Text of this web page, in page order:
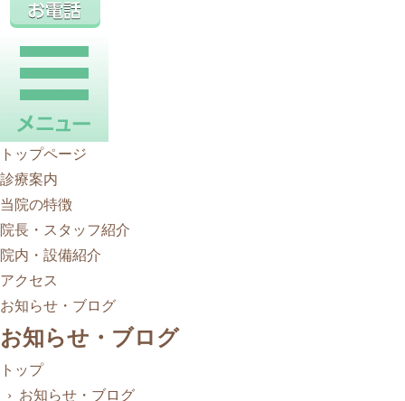
トップページ
診療案内
当院の特徴
院長・スタッフ紹介
院内・設備紹介
アクセス
お知らせ・ブログ
お知らせ・ブログ
トップ
› お知らせ・ブログ